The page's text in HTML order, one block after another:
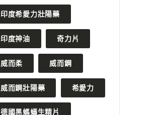
印度希愛力壯陽藥
印度神油 奇力片
威而柔 威而鋼
威而鋼壯陽藥 希愛力
德國黑螞蟻生精片